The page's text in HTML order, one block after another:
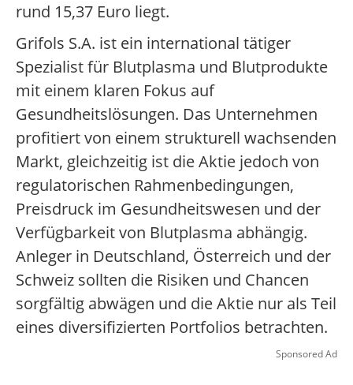
rund 15,37 Euro liegt.
Grifols S.A. ist ein international tätiger
Spezialist für Blutplasma und Blutprodukte
mit einem klaren Fokus auf
Gesundheitslösungen. Das Unternehmen
profitiert von einem strukturell wachsenden
Markt, gleichzeitig ist die Aktie jedoch von
regulatorischen Rahmenbedingungen,
Preisdruck im Gesundheitswesen und der
Verfügbarkeit von Blutplasma abhängig.
Anleger in Deutschland, Österreich und der
Schweiz sollten die Risiken und Chancen
sorgfältig abwägen und die Aktie nur als Teil
eines diversifizierten Portfolios betrachten.
Sponsored Ad